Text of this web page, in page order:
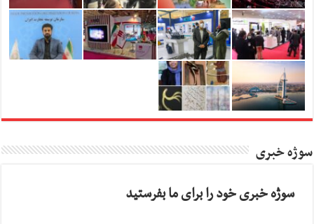
سوژه خبری
سوژه خبری خود را برای ما بفرستید